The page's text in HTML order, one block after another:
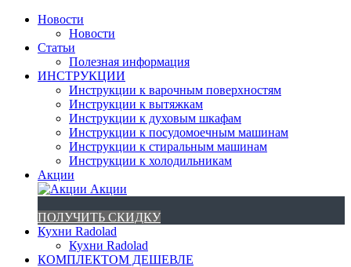
Новости
Новости
Статьи
Полезная информация
ИНСТРУКЦИИ
Инструкции к варочным поверхностям
Инструкции к вытяжкам
Инструкции к духовым шкафам
Инструкции к посудомоечным машинам
Инструкции к стиральным машинам
Инструкции к холодильникам
Акции
Акции
ПОЛУЧИТЬ СКИДКУ
Кухни Radolad
Кухни Radolad
КОМПЛЕКТОМ ДЕШЕВЛЕ